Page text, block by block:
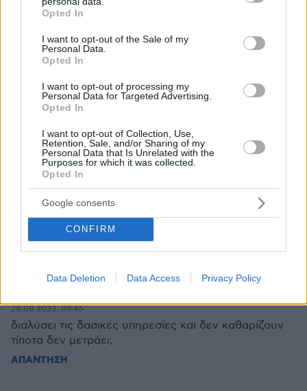
grant or deny consent to Google and its third-party tags to
use your data for below specified purposes in below Google
consent section.
Opted In
I want to opt-out of the Sale of my
Personal Data.
Opted In
I want to opt-out of processing my
Personal Data for Targeted Advertising.
Opted In
I want to opt-out of Collection, Use,
Retention, Sale, and/or Sharing of my
Personal Data that Is Unrelated with the
Purposes for which it was collected.
Opted In
Google consents
CONFIRM
Data Deletion Data Access Privacy Policy
Γελοιοι
28.08.2023, 09:57
Περισυ γιατι δεν ειχαμε? Φετος μονο ειχαμε
κλιματικη αλλαγη? Και το ξερει απο τωρα οτι του
χρονου θα εχουμε φωτιες? Οι γυρω χωρες γιατι δεν
εχουν μεγα φωτιες? Το πλυντήριο για την
ανικανότητα της κυβέρνησης δεν πειθει κανενα
ΑΠΑΝΤΗΣΗ
Τρόμπας με περικεφαλαία
28.08.2023, 09:53
δεν ξέρει τι του γίνεται...εγγύηση για σίγουρη
καταστροφή
ΑΠΑΝΤΗΣΗ
28.08.2023, 09:46
διαλύσει τις δασικές υπηρεσίες και δεν καθαρίζουν
τίποτα δεν μετράει;
ΑΠΑΝΤΗΣΗ